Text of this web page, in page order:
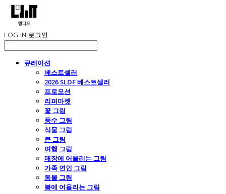
LOG IN 로그인
큐레이션
베스트셀러
2026 SLDF 베스트셀러
프로모션
리퍼마켓
꽃 그림
풍수 그림
식물 그림
큰 그림
여행 그림
매장에 어울리는 그림
가족 연인 그림
동물 그림
봄에 어울리는 그림